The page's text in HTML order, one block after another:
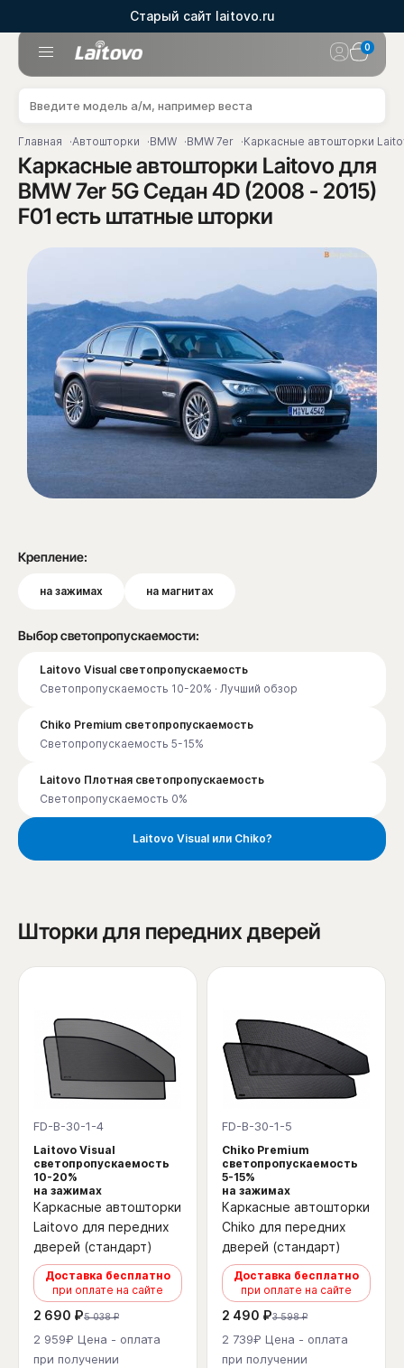
Старый сайт laitovo.ru
0
Главная Автошторки BMW BMW 7er Каркасные автошторки
Каркасные автошторки Laitovo для
BMW 7er 5G Седан 4D (2008 - 2015)
F01 есть штатные шторки
Крепление:
на зажимах на магнитах
Выбор светопропускаемости:
Laitovo Visual светопропускаемость
Светопропускаемость 10-20% · Лучший обзор
Chiko Premium светопропускаемость
Светопропускаемость 5-15%
Laitovo Плотная светопропускаемость
Светопропускаемость 0%
Laitovo Visual или Chiko?
Шторки для передних дверей
FD-B-30-1-4
Laitovo Visual
светопропускаемость
10-20%
на зажимах
Каркасные автошторки
Laitovo для передних
дверей (стандарт)
Доставка бесплатно
при оплате на сайте
2 690 ₽5 038 ₽
2 959₽ Цена - оплата
при получении
FD-B-30-1-5
Chiko Premium
светопропускаемость
5-15%
на зажимах
Каркасные автошторки
Chiko для передних
дверей (стандарт)
Доставка бесплатно
при оплате на сайте
2 490 ₽3 598 ₽
2 739₽ Цена - оплата
при получении